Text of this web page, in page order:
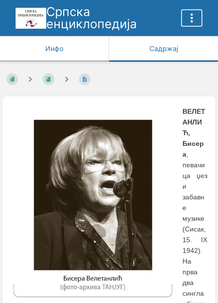
Српска
енциклопедија
Инфо Садржај
ВЕЛЕТ
АНЛИ
Ћ,
Бисер
а,
певачи
ца џез
и
забавн
е
музике
(Сисак,
15. IX
1942).
На
прва
два
сингла